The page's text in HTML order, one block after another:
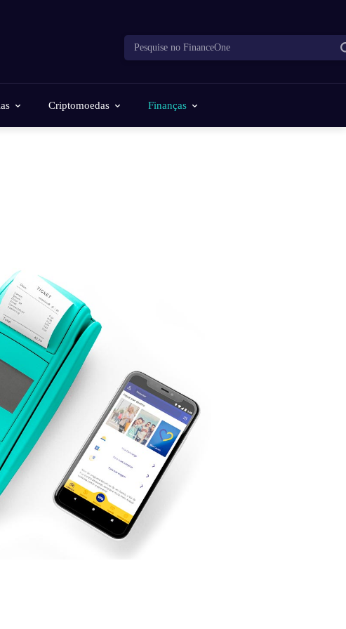
Pesquise no FinanceOne
Criptomoedas Finanças